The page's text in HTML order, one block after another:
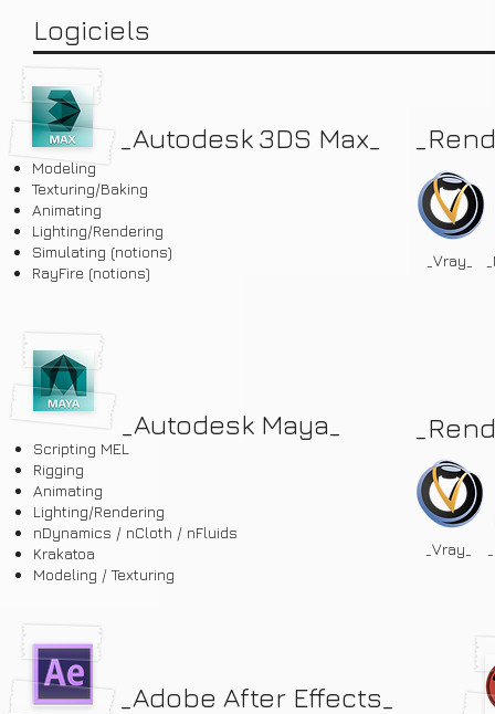
Logiciels
_Autodesk 3DS Max
Modeling
Texturing/Baking
Animating
Lighting/Rendering
Simulating (notions)
RayFire (notions)
_Vray_
_Autodesk Maya_
Scripting MEL
Rigging
Animating
Lighting/Rendering
nDynamics / nCloth / nFluids
Krakatoa
Modeling / Texturing
_Vray_
_Adobe After Effects